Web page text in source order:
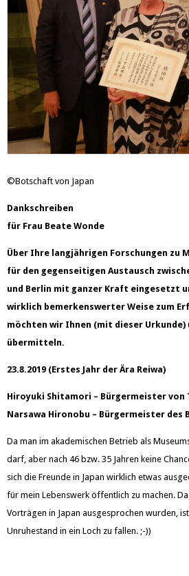
©Botschaft von Japan
Dankschreiben
für Frau Beate Wonde
Über Ihre langjährigen Forschungen zu
für den gegenseitigen Austausch
und Berlin mit ganzer Kraft eingesetzt
wirklich bemerkenswerter Weise zum
möchten wir Ihnen (mit dieser Urkunde)
übermitteln.
23.8.2019 (Erstes Jahr der Ära Reiwa)
Hiroyuki Shitamori – Bürgermeister von
Narsawa Hironobu – Bürgermeister des
Da man im akademischen Betrieb als
darf, aber nach 46 bzw. 35 Jahren keine
sich die Freunde in Japan wirklich etwas
für mein Lebenswerk öffentlich zu machen.
Vorträgen in Japan ausgesprochen wurden,
Unruhestand in ein Loch zu fallen. ;-))